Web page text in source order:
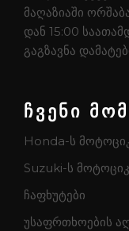
მაღაზიაში
დან 15:00
გაგზავნა
ჩვენი
Honda-ს
Suzuki-ს
ჩაფხუტები
უსაფრთხოების